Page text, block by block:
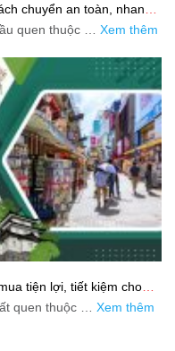
chuyển an toàn, nhanh
quen thuộc … Xem thêm
tiện lợi, tiết kiệm cho
quen thuộc … Xem thêm